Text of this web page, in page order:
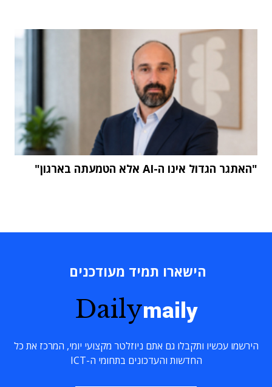
"האתגר הגדול אינו ה-AI אלא הטמעתה בארגון"
הישארו תמיד מעודכנים
Dailymaily
הירשמו עכשיו ותקבלו גם אתם ניוזלטר מקצועי יומי, המרכז את כל
החדשות והעדכונים בתחומי ה-ICT